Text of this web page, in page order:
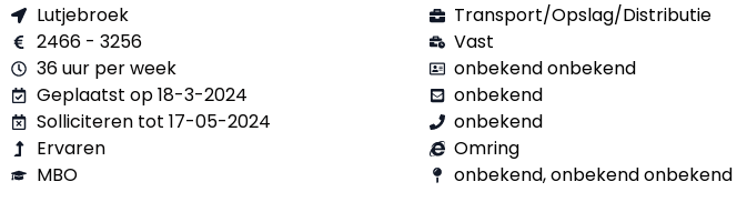
Lutjebroek
2466 - 3256
36 uur per week
Geplaatst op 18-3-2024
Solliciteren tot 17-05-2024
Ervaren
MBO
Transport/Opslag/Distributie
Vast
onbekend onbekend
onbekend
onbekend
Omring
onbekend, onbekend onbekend